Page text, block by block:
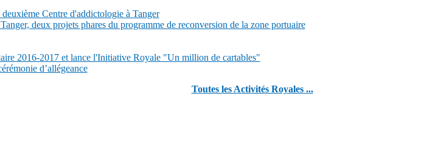
Centre d'addictologie à Tanger
deux projets phares du programme de reconversion de la zone portuaire
2016-2017 et lance l'Initiative Royale "Un million de cartables"
d’allégeance
Toutes les Activités Royales ...